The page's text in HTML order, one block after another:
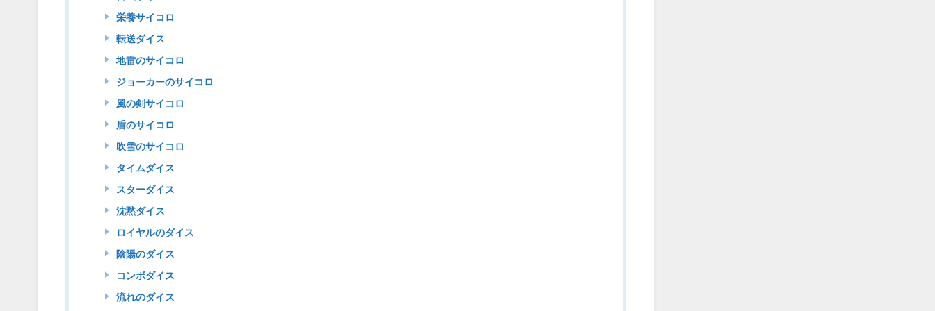
栄養サイコロ
転送ダイス
地雷のサイコロ
ジョーカーのサイコロ
風の剣サイコロ
盾のサイコロ
吹雪のサイコロ
タイムダイス
スターダイス
沈黙ダイス
ロイヤルのダイス
陰陽のダイス
コンボダイス
流れのダイス